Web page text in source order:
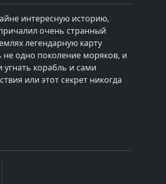
интересную историю,
очень странный
легендарную карту
одно поколение моряков, и
корабль и сами
или этот секрет никогда